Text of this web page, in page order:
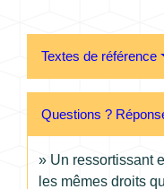
Textes de référence
Questions ?
Un ressortissant
les mêmes droits